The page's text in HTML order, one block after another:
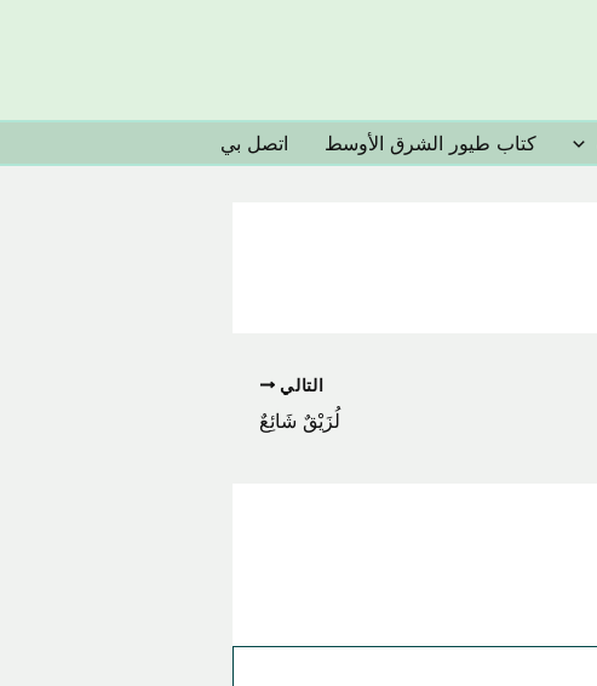
كتاب طيور الشرق الأوسط اتصل بي
التالي
لُزَيْقٌ شَائِعٌ